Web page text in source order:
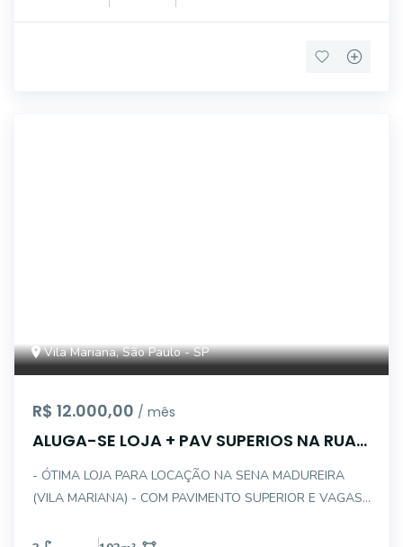
CHURRASQUEIRA - BANHEIRO COM HIDRO - EXCE
Vila Mariana, São Paulo - SP
R$ 12.000,00 / mês
ALUGA-SE LOJA + PAV SUPERIOS NA RUA
SENA MADUREIRA
- ÓTIMA LOJA PARA LOCAÇÃO NA SENA MADUREIRA
(VILA MARIANA) - COM PAVIMENTO SUPERIOR E VAGAS
IMÓVEL: - PAVIMENTO TÉRREO . LOJA COM ÓTIMO